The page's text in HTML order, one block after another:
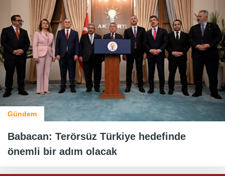
Gündem
Babacan: Terörsüz Türkiye hedefinde
önemli bir adım olacak